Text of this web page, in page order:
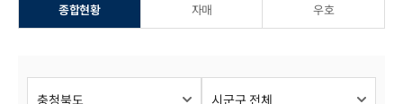
국제기구회의
종합현황 자매 우호